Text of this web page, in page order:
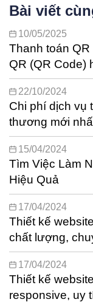
Bài viết
10/05/2025
Thanh toán
QR (QR Code)
22/10/2024
Chi phí dịch vụ
thương mới
15/04/2024
Tìm Việc Làm
Hiệu Quả
17/04/2024
Thiết kế
chất lượng,
17/04/2024
Thiết kế
responsive, uy